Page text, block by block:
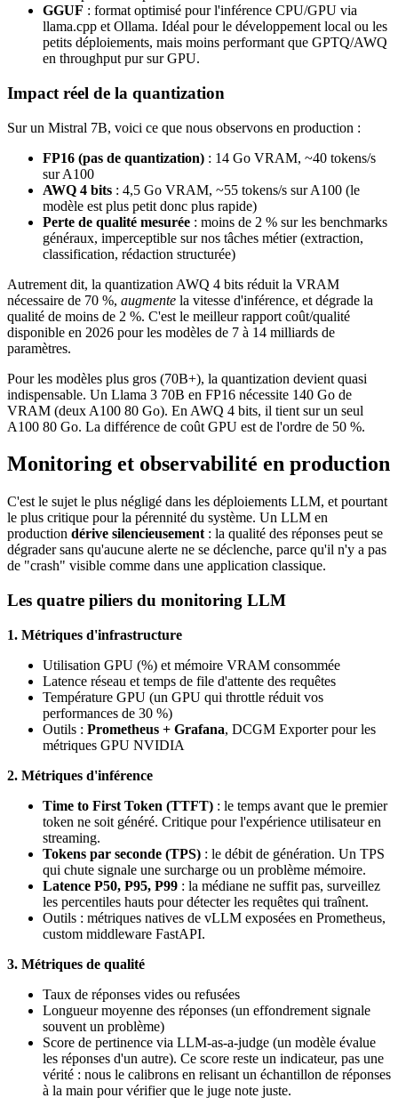
GGUF : format optimisé pour l'inférence CPU/GPU via
llama.cpp et Ollama. Idéal pour le développement local ou les
petits déploiements, mais moins performant que GPTQ/AWQ
en throughput pur sur GPU.
Impact réel de la quantization
Sur un Mistral 7B, voici ce que nous observons en production :
FP16 (pas de quantization) : 14 Go VRAM, ~40 tokens/s
sur A100
AWQ 4 bits : 4,5 Go VRAM, ~55 tokens/s sur A100 (le
modèle est plus petit donc plus rapide)
Perte de qualité mesurée : moins de 2 % sur les benchmarks
généraux, imperceptible sur nos tâches métier (extraction,
classification, rédaction structurée)
Autrement dit, la quantization AWQ 4 bits réduit la VRAM
nécessaire de 70 %, augmente la vitesse d'inférence, et dégrade la
qualité de moins de 2 %. C'est le meilleur rapport coût/qualité
disponible en 2026 pour les modèles de 7 à 14 milliards de
paramètres.
Pour les modèles plus gros (70B+), la quantization devient quasi
indispensable. Un Llama 3 70B en FP16 nécessite 140 Go de
VRAM (deux A100 80 Go). En AWQ 4 bits, il tient sur un seul
A100 80 Go. La différence de coût GPU est de l'ordre de 50 %.
Monitoring et observabilité en production
C'est le sujet le plus négligé dans les déploiements LLM, et pourtant
le plus critique pour la pérennité du système. Un LLM en
production dérive silencieusement : la qualité des réponses peut se
dégrader sans qu'aucune alerte ne se déclenche, parce qu'il n'y a pas
de "crash" visible comme dans une application classique.
Les quatre piliers du monitoring LLM
1. Métriques d'infrastructure
Utilisation GPU (%) et mémoire VRAM consommée
Latence réseau et temps de file d'attente des requêtes
Température GPU (un GPU qui throttle réduit vos
performances de 30 %)
Outils : Prometheus + Grafana, DCGM Exporter pour les
métriques GPU NVIDIA
2. Métriques d'inférence
Time to First Token (TTFT) : le temps avant que le premier
token ne soit généré. Critique pour l'expérience utilisateur en
streaming.
Tokens par seconde (TPS) : le débit de génération. Un TPS
qui chute signale une surcharge ou un problème mémoire.
Latence P50, P95, P99 : la médiane ne suffit pas, surveillez
les percentiles hauts pour détecter les requêtes qui traînent.
Outils : métriques natives de vLLM exposées en Prometheus,
custom middleware FastAPI.
3. Métriques de qualité
Taux de réponses vides ou refusées
Longueur moyenne des réponses (un effondrement signale
souvent un problème)
Score de pertinence via LLM-as-a-judge (un modèle évalue
les réponses d'un autre). Ce score reste un indicateur, pas une
vérité : nous le calibrons en relisant un échantillon de réponses
à la main pour vérifier que le juge note juste.